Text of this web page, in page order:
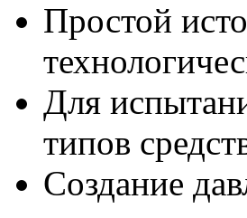
Простой
Для
типов
Создание